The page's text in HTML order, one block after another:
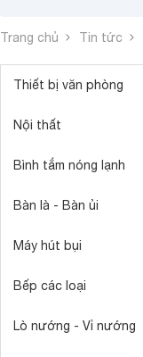
Trang chủ Tin tức
Thiết bị văn phòng
Nội thất
Bình tắm nóng lạnh
Bàn là - Bàn ủi
Máy hút bụi
Bếp các loại
Lò nướng - Vỉ nướng